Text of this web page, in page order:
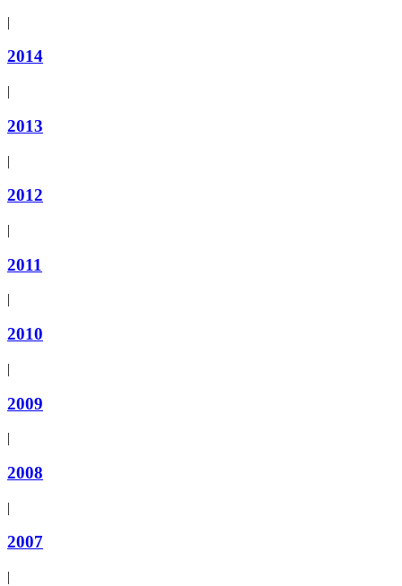
|
2014
|
2013
|
2012
|
2011
|
2010
|
2009
|
2008
|
2007
|